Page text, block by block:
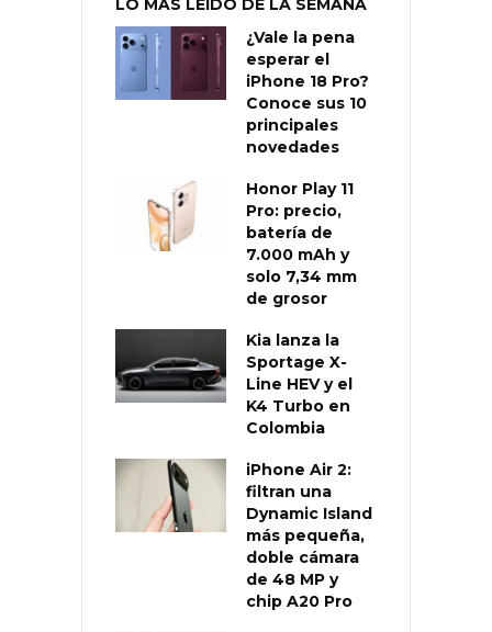
LO MÁS LEÍDO DE LA SEMANA
¿Vale la pena
esperar el
iPhone 18 Pro?
Conoce sus 10
principales
novedades
Honor Play 11
Pro: precio,
batería de
7.000 mAh y
solo 7,34 mm
de grosor
Kia lanza la
Sportage X-
Line HEV y el
K4 Turbo en
Colombia
iPhone Air 2:
filtran una
Dynamic Island
más pequeña,
doble cámara
de 48 MP y
chip A20 Pro